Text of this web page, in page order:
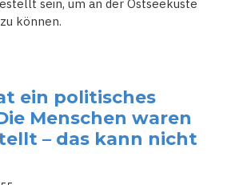
sein, um an der Ostseeküste
können.
ein politisches
Menschen waren
– das kann nicht